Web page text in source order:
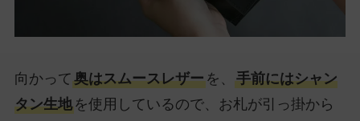
向かって奥はスムースレザーを、 手前にはシャン
タン生地を使用しているので、お札が引っ掛から